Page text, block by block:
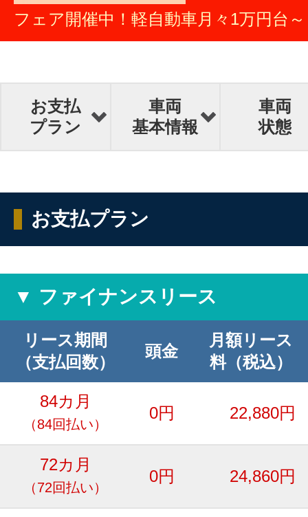
フェア開催中！軽自動車月々1万円台～
お支払
プラン
車両
基本情報
車両
状態
お支払プラン
▼ ファイナンスリース
リース期間
（支払回数）
頭金
月額リース
料（税込）
84カ月
（84回払い）
0円 22,880円
72カ月
（72回払い）
0円 24,860円